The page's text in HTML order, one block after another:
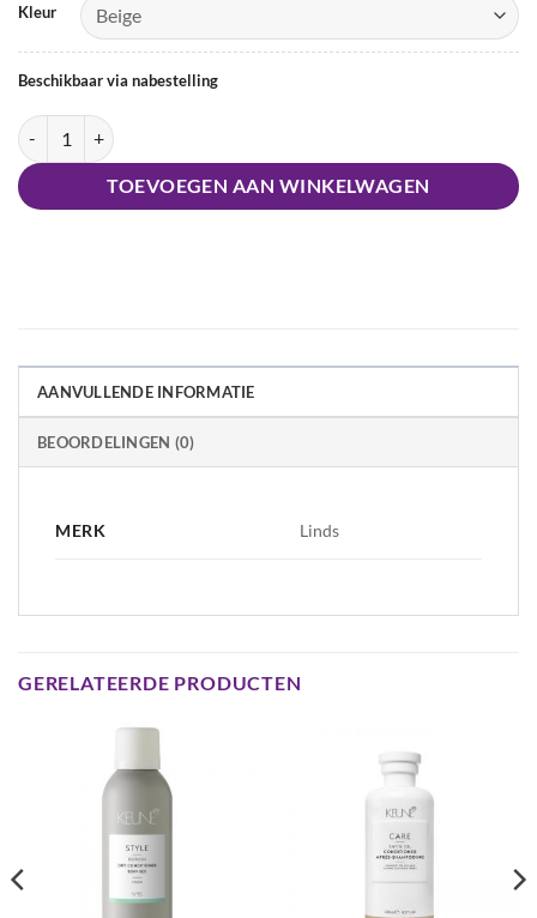
Kleur
Beschikbaar via nabestelling
Haarband Tosli aantal
TOEVOEGEN AAN WINKELWAGEN
AANVULLENDE INFORMATIE
BEOORDELINGEN (0)
MERK Linds
GERELATEERDE PRODUCTEN